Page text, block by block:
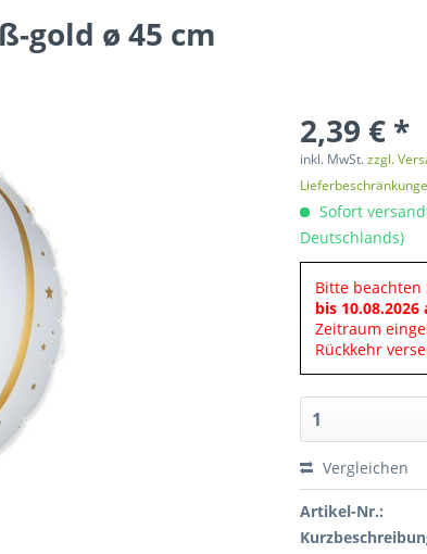
gold ø 45 cm
2,39 € *
inkl. MwSt.zzgl.
Sofort
Deutschlands)
Bitte
bis
Zeitraum
Rückkehr
Vergleichen
Artikel-Nr.: